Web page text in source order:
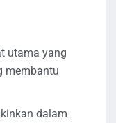
utama yang
membantu
dalam